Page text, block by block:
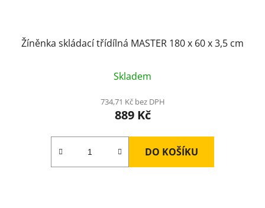
Žíněnka skládací třídílná MASTER 180 x 60 x 3,5 cm
Skladem
734,71 Kč bez DPH
889 Kč
DO KOŠÍKU